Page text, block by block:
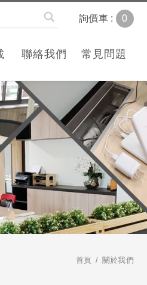
聯絡我們 常見問題
詢價車 : 0
首頁 關於我們